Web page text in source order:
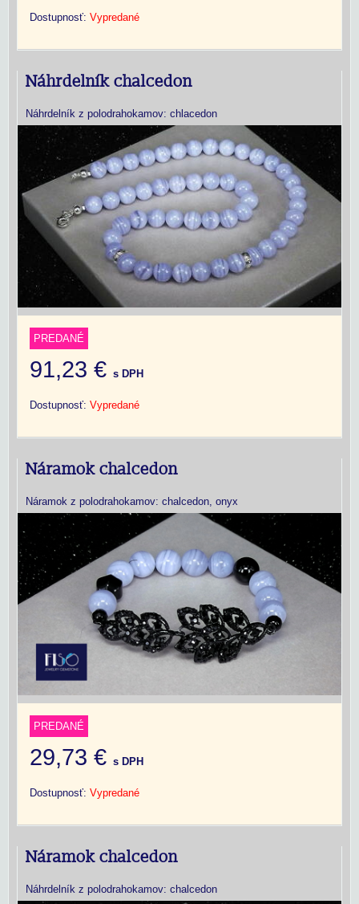
Dostupnosť: Vypredané
Náhrdelník chalcedon
Náhrdelník z polodrahokamov: chlacedon
PREDANÉ
91,23 € s DPH
Dostupnosť: Vypredané
Náramok chalcedon
Náramok z polodrahokamov: chalcedon, onyx
PREDANÉ
29,73 € s DPH
Dostupnosť: Vypredané
Náramok chalcedon
Náhrdelník z polodrahokamov: chalcedon